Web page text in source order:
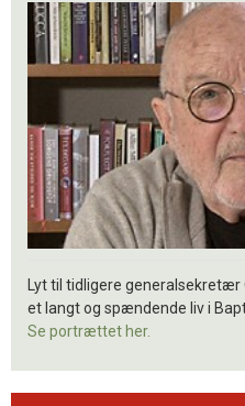
Lyt til tidligere
et langt og spændende liv i
Se portrættet her.